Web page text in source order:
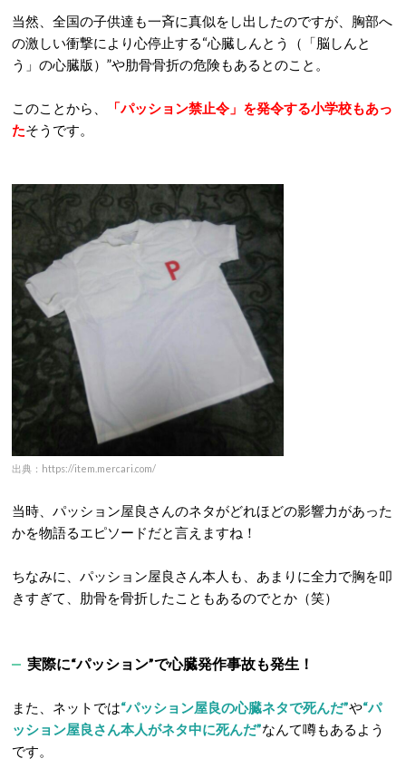
当然、全国の子供達も一斉に真似をし出したのですが、胸部へ
の激しい衝撃により心停止する“心臓しんとう（「脳しんと
う」の心臓版）”や肋骨骨折の危険もあるとのこと。
このことから、
「パッション禁止令」を発令する小学校もあっ
たそうです。
出典：https://item.mercari.com/
当時、パッション屋良さんのネタがどれほどの影響力があった
かを物語るエピソードだと言えますね！
ちなみに、パッション屋良さん本人も、あまりに全力で胸を叩
きすぎて、肋骨を骨折したこともあるのでとか（笑）
実際に“パッション”で心臓発作事故も発生！
また、ネットでは“パッション屋良の心臓ネタで死んだ”や“パ
ッション屋良さん本人がネタ中に死んだ”なんて噂もあるよう
です。